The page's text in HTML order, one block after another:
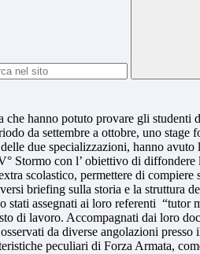
che hanno potuto provare gli
da settembre a ottobre, uno stage
due specializzazioni, hanno
Stormo con l’ obiettivo di
scolastico, permettere di
briefing sulla storia e la struttura
stati assegnati ai loro referenti “tutor
di lavoro. Accompagnati dai loro
da diverse angolazioni
peculiari di Forza Armata,